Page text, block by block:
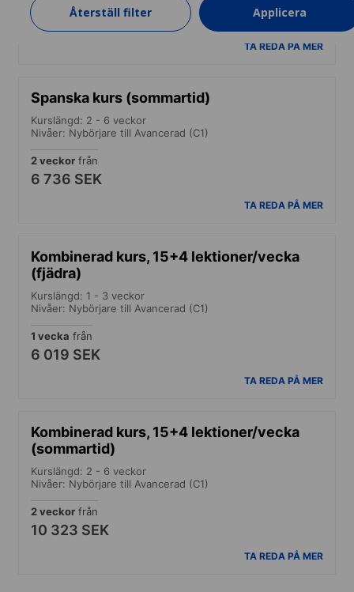
Återställ filter Applicera
4 225 SEK
TA REDA PÅ MER
Spanska kurs (sommartid)
Kurslängd: 2 - 6 veckor
Nivåer: Nybörjare till Avancerad (C1)
2 veckor från
6 736 SEK
TA REDA PÅ MER
Kombinerad kurs, 15+4 lektioner/vecka
(fjädra)
Kurslängd: 1 - 3 veckor
Nivåer: Nybörjare till Avancerad (C1)
1 vecka från
6 019 SEK
TA REDA PÅ MER
Kombinerad kurs, 15+4 lektioner/vecka
(sommartid)
Kurslängd: 2 - 6 veckor
Nivåer: Nybörjare till Avancerad (C1)
2 veckor från
10 323 SEK
TA REDA PÅ MER